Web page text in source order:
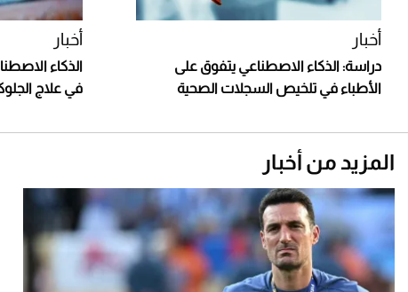
أخبار
دراسة: الذكاء الاصطناعي يتفوق على
الأطباء في تلخيص السجلات الصحية
أخبار
الذكاء
في علاج
المزيد من أخبار